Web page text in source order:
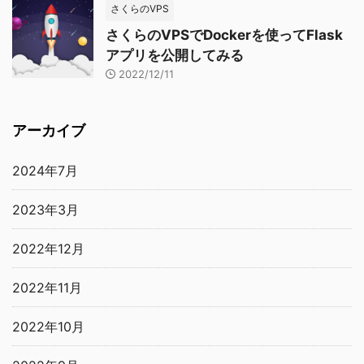
さくらのVPS
さくらのVPSでDockerを使ってFlask
アプリを公開してみる
2022/12/11
アーカイブ
2024年7月
2023年3月
2022年12月
2022年11月
2022年10月